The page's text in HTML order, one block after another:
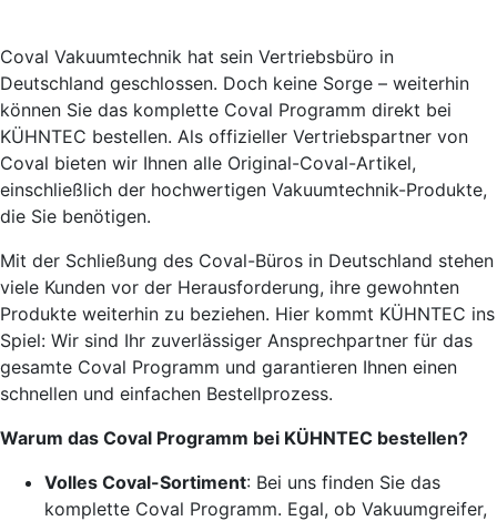
Coval Vakuumtechnik hat sein Vertriebsbüro in
Deutschland geschlossen. Doch keine Sorge – weiterhin
können Sie das komplette Coval Programm direkt bei
KÜHNTEC bestellen. Als offizieller Vertriebspartner von
Coval bieten wir Ihnen alle Original-Coval-Artikel,
einschließlich der hochwertigen Vakuumtechnik-Produkte,
die Sie benötigen.
Mit der Schließung des Coval-Büros in Deutschland stehen
viele Kunden vor der Herausforderung, ihre gewohnten
Produkte weiterhin zu beziehen. Hier kommt KÜHNTEC ins
Spiel: Wir sind Ihr zuverlässiger Ansprechpartner für das
gesamte Coval Programm und garantieren Ihnen einen
schnellen und einfachen Bestellprozess.
Warum das Coval Programm bei KÜHNTEC bestellen?
Volles Coval-Sortiment: Bei uns finden Sie das
komplette Coval Programm. Egal, ob Vakuumgreifer,